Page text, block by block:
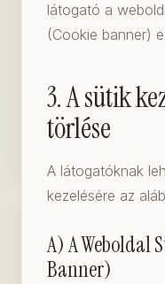
látogató a
(Cookie banner)
3. A sütik
törlése
A látogatóknak
kezelésére az
A) A Weboldal
Banner)